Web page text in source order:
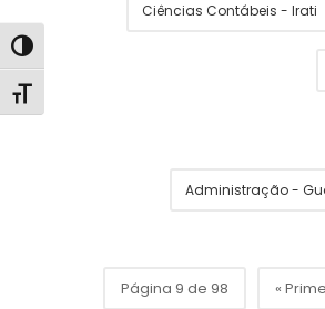
Alternar alto contraste
Alternar tamanho da fonte
Ciências Contábeis - Irati
Administração -
Página 9 de 98 «